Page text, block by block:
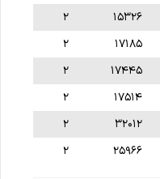
۱۵۳۲۶
۲
۱۷۱۸۵
۲
۱۷۴۴۵
۲
۱۷۵۱۴
۲
۳۲۰۱۲
۲
۲۵۹۶۶ ۲